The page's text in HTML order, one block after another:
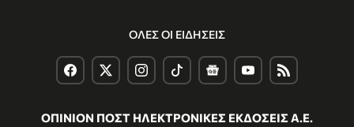
ΟΛΕΣ ΟΙ ΕΙΔΗΣΕΙΣ
ΟΠΙΝΙΟΝ ΠΟΣΤ ΗΛΕΚΤΡΟΝΙΚΕΣ ΕΚΔΟΣΕΙΣ Α.Ε.